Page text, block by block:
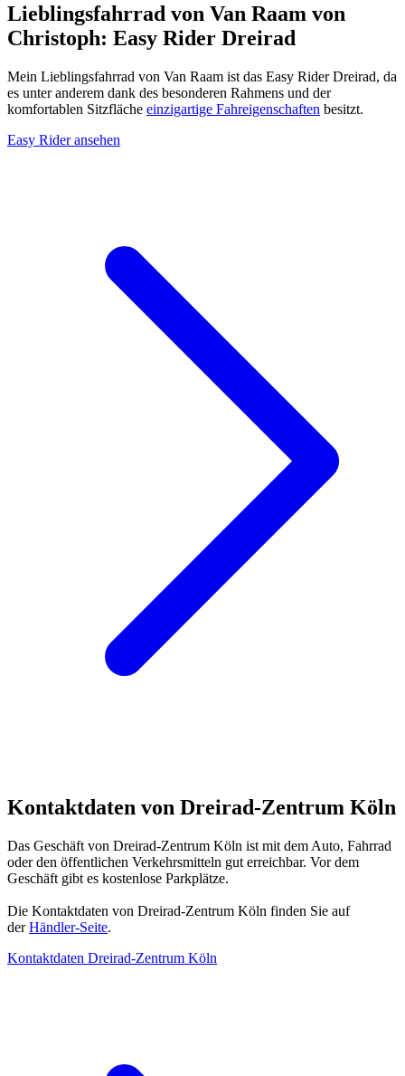
Lieblingsfahrrad von Van Raam von
Christoph: Easy Rider Dreirad
Mein Lieblingsfahrrad von Van Raam ist das Easy Rider Dreirad, da
es unter anderem dank des besonderen Rahmens und der
komfortablen Sitzfläche einzigartige Fahreigenschaften besitzt.
Easy Rider ansehen
Kontaktdaten von Dreirad-Zentrum Köln
Das Geschäft von Dreirad-Zentrum Köln ist mit dem Auto, Fahrrad
oder den öffentlichen Verkehrsmitteln gut erreichbar. Vor dem
Geschäft gibt es kostenlose Parkplätze.
Die Kontaktdaten von Dreirad-Zentrum Köln finden Sie auf
derHändler-Seite.
Kontaktdaten Dreirad-Zentrum Köln